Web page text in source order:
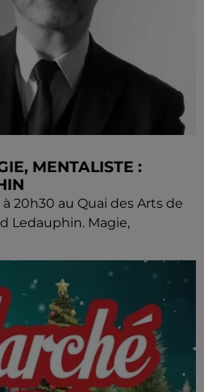
MENTALISTE :
20h30 au Quai des Arts de
Ledauphin. Magie,